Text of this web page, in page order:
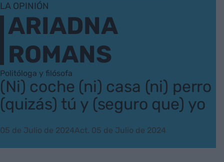
LA OPINIÓN
ARIADNA
ROMANS
Politóloga y filósofa
(Ni) coche (ni) casa (ni) perro
(quizás) tú y (seguro que) yo
05 de Julio de 2024Act. 05 de Julio de 2024